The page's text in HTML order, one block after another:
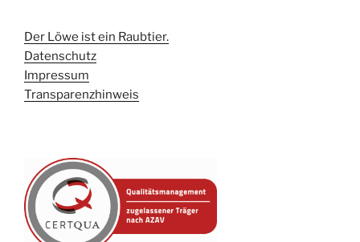
Der Löwe ist ein Raubtier.
Datenschutz
Impressum
Transparenzhinweis